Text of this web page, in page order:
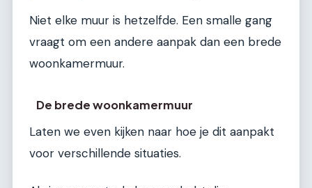
Niet elke muur is hetzelfde. Een smalle gang
vraagt om een andere aanpak dan een brede
woonkamermuur.
De brede woonkamermuur
Laten we even kijken naar hoe je dit aanpakt
voor verschillende situaties.